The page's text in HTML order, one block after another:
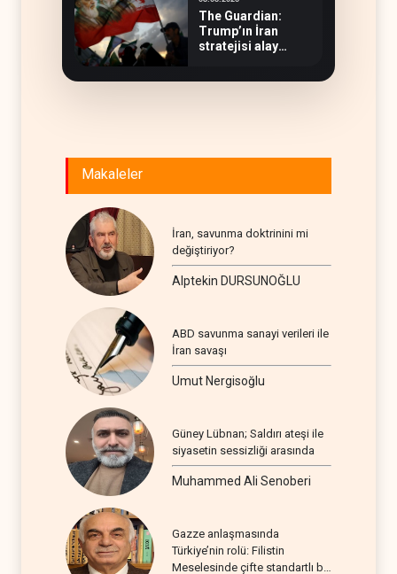
The Guardian:
Trump’ın İran
stratejisi alay
Makaleler
İran, savunma doktrinini mi
değiştiriyor?
Alptekin DURSUNOĞLU
ABD savunma sanayi verileri ile
İran savaşı
Umut Nergisoğlu
Güney Lübnan; Saldırı ateşi ile
siyasetin sessizliği arasında
Muhammed Ali Senoberi
Gazze anlaşmasında
Türkiye’nin rolü: Filistin
Meselesinde çifte standartlı bir